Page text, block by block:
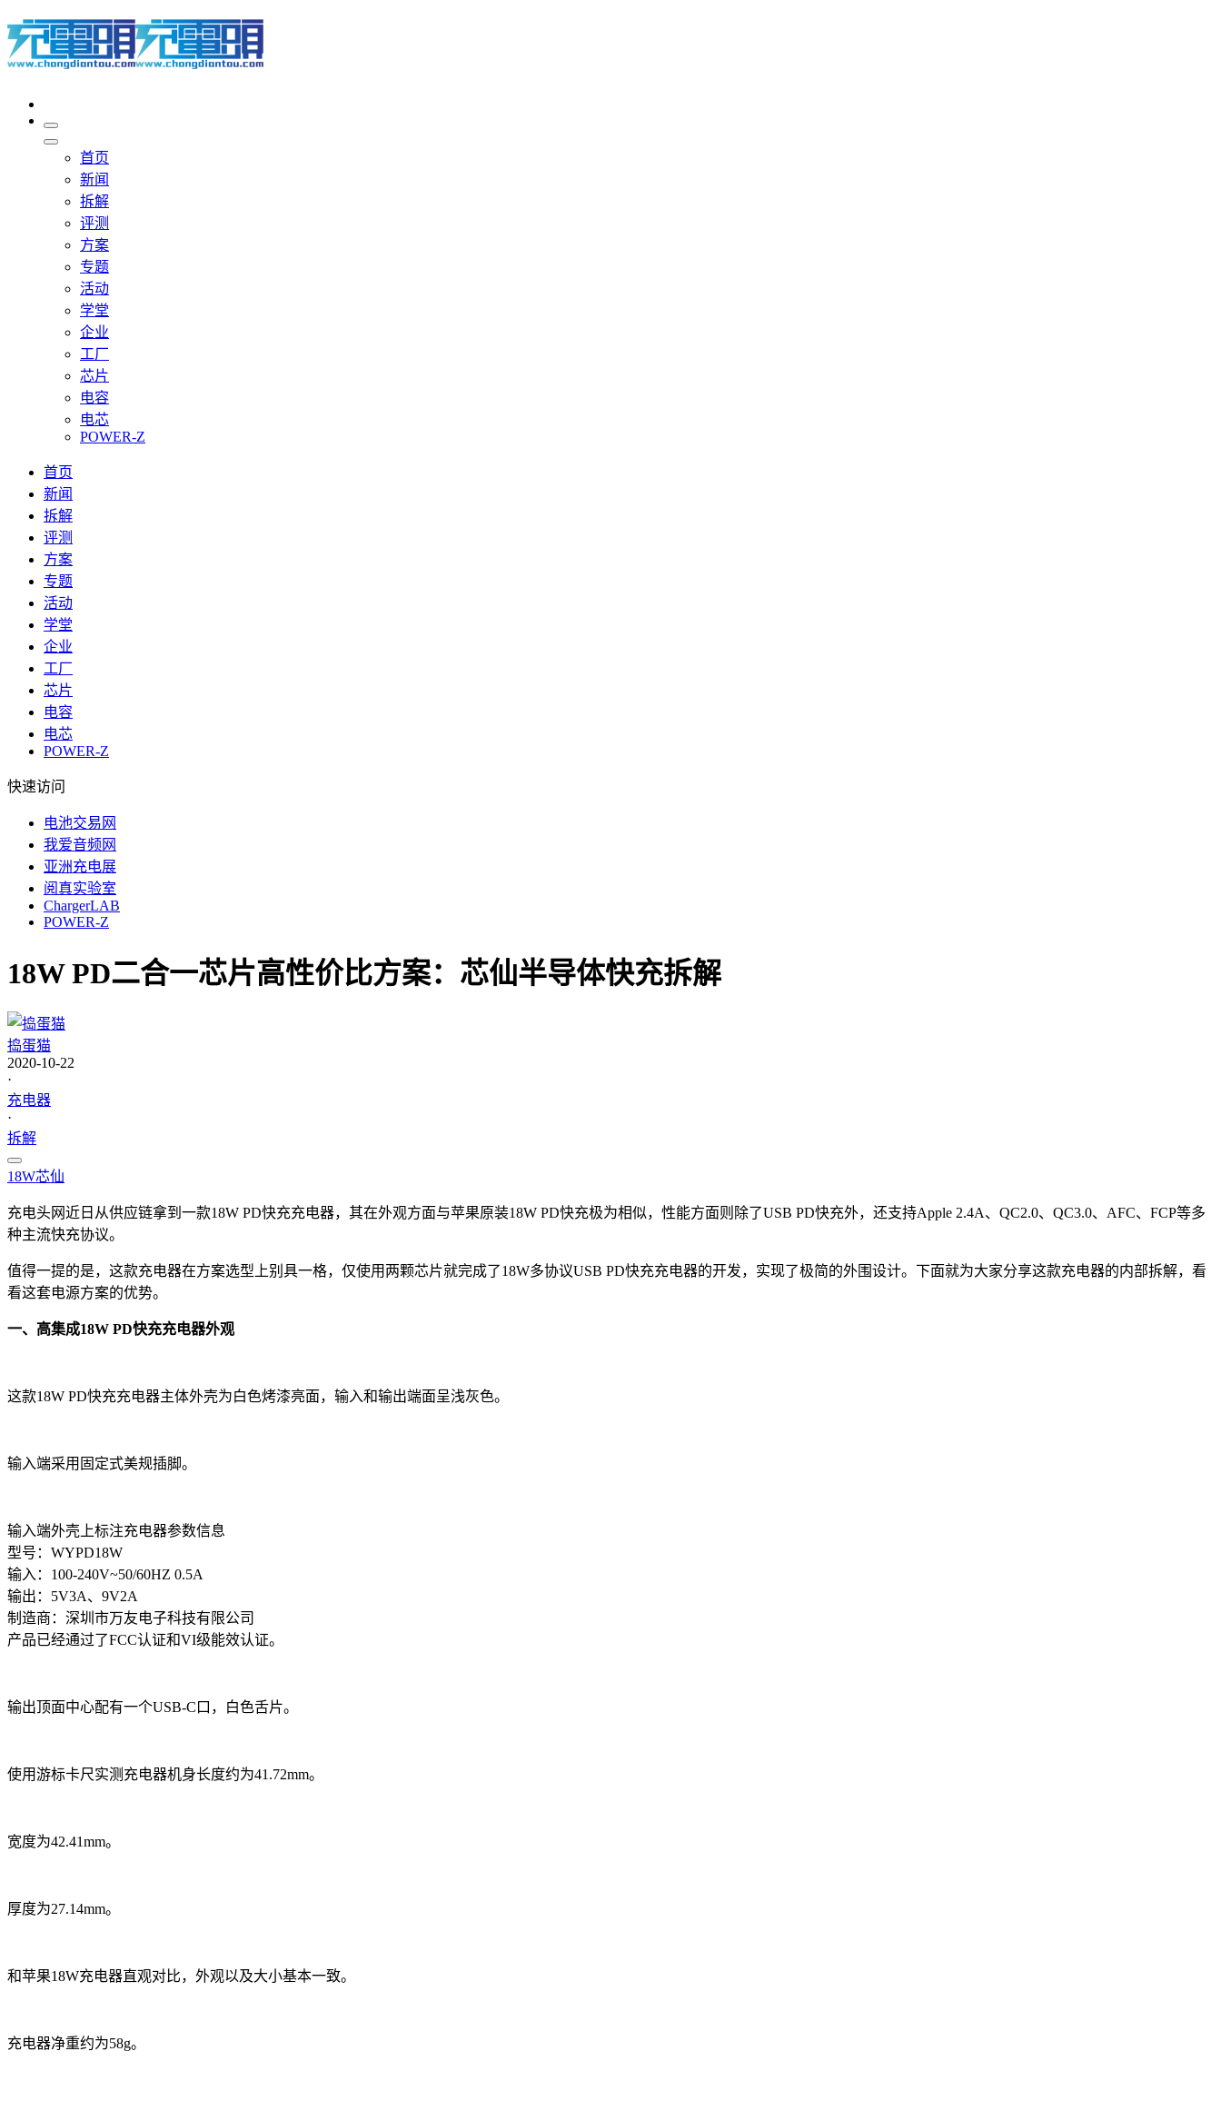
首页
新闻
拆解
评测
方案
专题
活动
学堂
企业
工厂
芯片
电容
电芯
POWER-Z
首页
新闻
拆解
评测
方案
专题
活动
学堂
企业
工厂
芯片
电容
电芯
POWER-Z
快速访问
电池交易网
我爱音频网
亚洲充电展
阅真实验室
ChargerLAB
POWER-Z
18W PD二合一芯片高性价比方案：芯仙半导体快充拆解
捣蛋猫
2020-10-22
·
充电器
·
拆解
18W芯仙
充电头网近日从供应链拿到一款18W PD快充充电器，其在外观方面与苹果原装18W PD快充极为相似，性能方面则除了USB PD快充外，还支持Apple 2.4A、QC2.0、QC3.0、AFC、FCP等多
种主流快充协议。
值得一提的是，这款充电器在方案选型上别具一格，仅使用两颗芯片就完成了18W多协议USB PD快充充电器的开发，实现了极简的外围设计。下面就为大家分享这款充电器的内部拆解，看
看这套电源方案的优势。
一、高集成18W PD快充充电器外观
这款18W PD快充充电器主体外壳为白色烤漆亮面，输入和输出端面呈浅灰色。
输入端采用固定式美规插脚。
输入端外壳上标注充电器参数信息
型号：WYPD18W
输入：100-240V~50/60HZ 0.5A
输出：5V3A、9V2A
制造商：深圳市万友电子科技有限公司
产品已经通过了FCC认证和VI级能效认证。
输出顶面中心配有一个USB-C口，白色舌片。
使用游标卡尺实测充电器机身长度约为41.72mm。
宽度为42.41mm。
厚度为27.14mm。
和苹果18W充电器直观对比，外观以及大小基本一致。
充电器净重约为58g。